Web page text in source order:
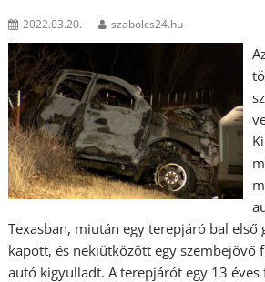
2022.03.20. szabolcs24.hu
Texasban, miután egy terepjáró bal első
kapott, és nekiütközött egy szembejövő
autó kigyulladt. A terepjárót egy 13 éves